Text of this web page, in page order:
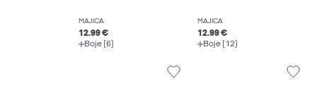
MAJICA
12.99 €
Boje (6)
MAJICA
12.99 €
Boje (12)